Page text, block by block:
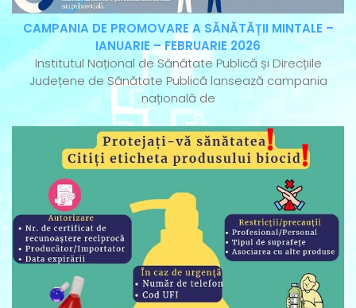
CAMPANIA DE PROMOVARE A SĂNĂTĂȚII MINTALE –
IANUARIE – FEBRUARIE 2026
Institutul Național de Sănătate Publică și Direcțiile
Județene de Sănătate Publică lansează campania
națională de